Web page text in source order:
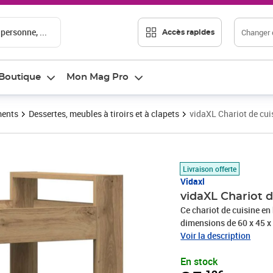
... Accès rapides Changer
Mon Mag Pro
Dessertes, meubles à tiroirs et à clapets vidaXL Chariot de
Livraison offerte
Vidaxl
vidaXL Chariot
Ce chariot de cuisine
dimensions de 60 x 45
efficacité tout en
avec aisance et
Voir la description
En stock
Prix 35,12€